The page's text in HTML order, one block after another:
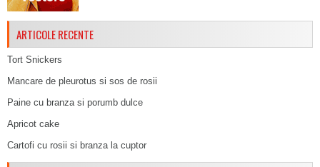
ARTICOLE RECENTE
Tort Snickers
Mancare de pleurotus si sos de rosii
Paine cu branza si porumb dulce
Apricot cake
Cartofi cu rosii si branza la cuptor